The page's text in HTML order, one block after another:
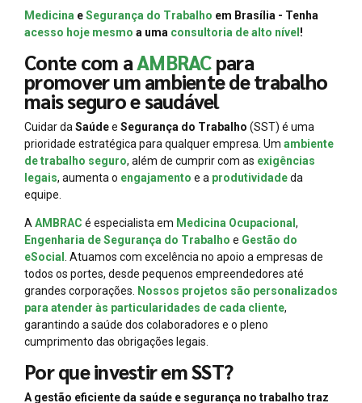
Medicina eSegurança do Trabalho em Brasília - Tenha
acesso hoje mesmo a uma consultoria de alto nível !
Conte com aAMBRACpara
promover um ambiente de trabalho
mais seguro e saudável
Cuidar da Saúdee Segurança do Trabalho (SST) é uma
prioridade estratégica para qualquer empresa. Um ambiente
de trabalho seguro, além de cumprir com as exigências
legais, aumenta o engajamento e a produtividadeda
equipe.
A AMBRAC é especialista em Medicina Ocupacional ,
Engenharia de Segurança do Trabalho e Gestão do
eSocial
. Atuamos com excelência no apoio a empresas de
todos os portes, desde pequenos empreendedores até
grandes corporações.
Nossos projetos são personalizados
para atender às particularidades de cada cliente,
garantindo a saúde dos colaboradores e o pleno
cumprimento das obrigações legais.
Por que investir em SST?
A gestão eficiente da saúde e segurança no trabalho traz